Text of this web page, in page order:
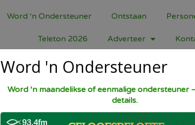
Word ‘n Ondersteuner Ontstaan
Teleton 2026 Adverteer
Stel oond op 180 gr C. Bak 4
Word 'n Ondersteuner
Word ‘n maandelikse of eenmalige ondersteuner
details.